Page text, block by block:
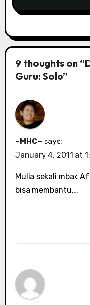
9 thoughts on
Guru: Solo”
~MHC~ says:
January 4, 2011 at
Mulia sekali mbak
bisa membantu….